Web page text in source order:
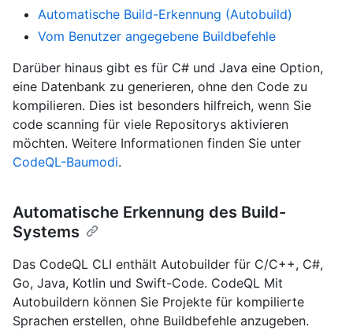
Automatische Build-Erkennung (Autobuild)
Vom Benutzer angegebene Buildbefehle
Darüber hinaus gibt es für C# und Java eine Option,
eine Datenbank zu generieren, ohne den Code zu
kompilieren. Dies ist besonders hilfreich, wenn Sie
code scanning für viele Repositorys aktivieren
möchten. Weitere Informationen finden Sie unter
CodeQL-Baumodi.
Automatische Erkennung des Build-
Systems
Das CodeQL CLI enthält Autobuilder für C/C++, C#,
Go, Java, Kotlin und Swift-Code. CodeQL Mit
Autobuildern können Sie Projekte für kompilierte
Sprachen erstellen, ohne Buildbefehle anzugeben.